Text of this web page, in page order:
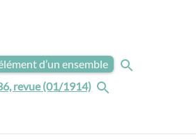
d’un ensemble
revue (01/1914)